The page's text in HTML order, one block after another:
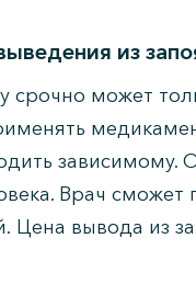
из
срочно может
Врач
Цена вывода из